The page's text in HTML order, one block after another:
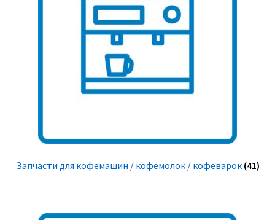
Запчасти для кофемашин / кофемолок / кофеварок (41)